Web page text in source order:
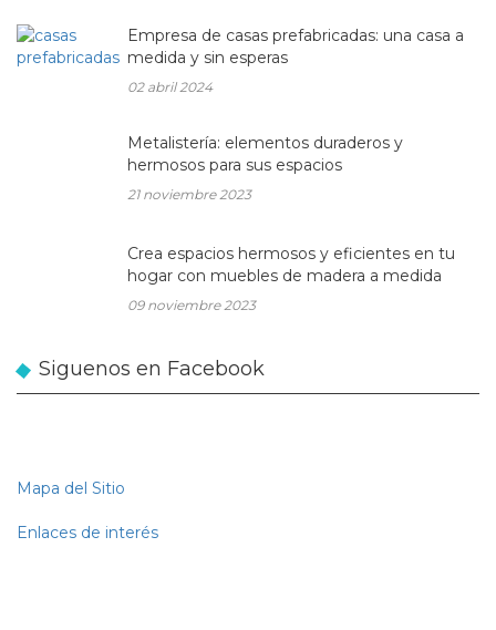
Empresa de casas prefabricadas: una casa a
medida y sin esperas
02 abril 2024
Metalistería: elementos duraderos y
hermosos para sus espacios
21 noviembre 2023
Crea espacios hermosos y eficientes en tu
hogar con muebles de madera a medida
09 noviembre 2023
Siguenos en Facebook
Mapa del Sitio
Enlaces de interés